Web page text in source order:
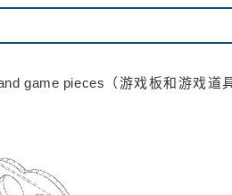
game pieces
（游戏板和游戏道